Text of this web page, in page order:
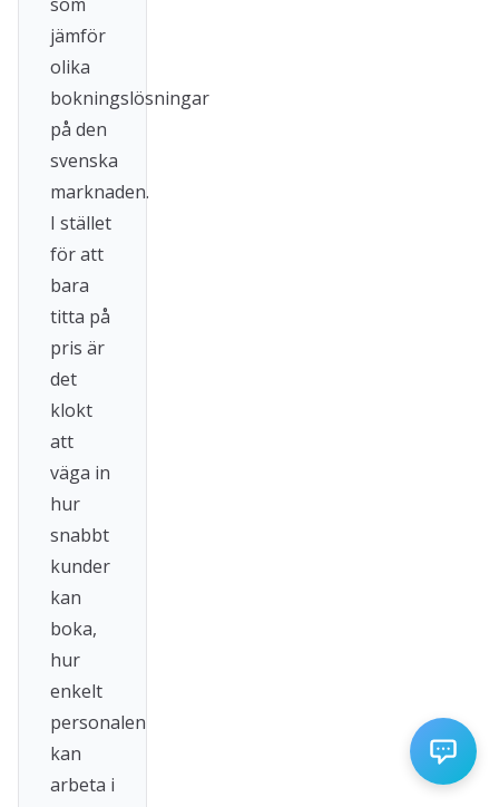
jämför
olika
bokningslösningar
på den
svenska
marknaden.
I stället
för att
bara
titta på
pris är
det
klokt
att
väga in
hur
snabbt
kunder
kan
boka,
hur
enkelt
personalen
kan
arbeta i